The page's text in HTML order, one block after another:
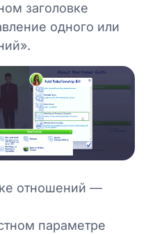
заголовке
одного или
отношений —
параметре